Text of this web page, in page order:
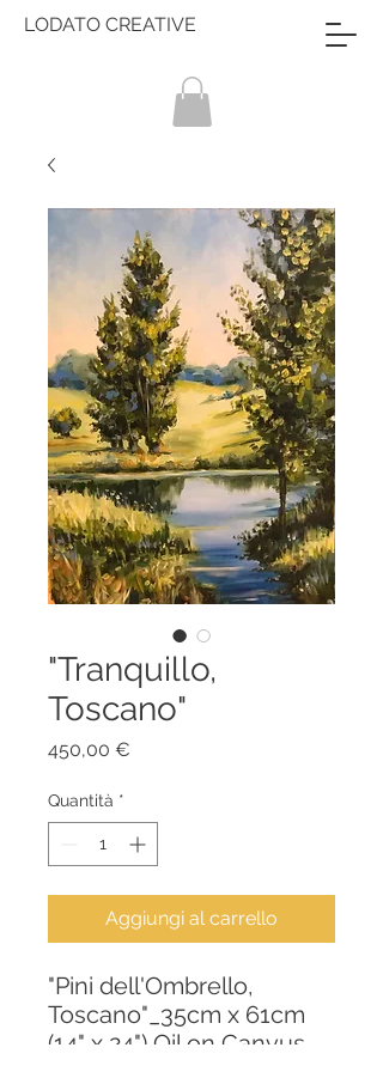
LODATO CREATIVE
"Tranquillo,
Toscano"
450,00 €
Quantità *
Aggiungi al carrello
"Pini dell'Ombrello,
Toscano"_35cm x 61cm
(14" x 24") Oil on Canvus